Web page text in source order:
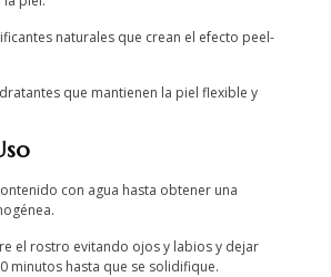
naturales que crean el efecto peel-
que mantienen la piel flexible y
con agua hasta obtener una
el rostro evitando ojos y labios y dejar
minutos hasta que se solidifique.